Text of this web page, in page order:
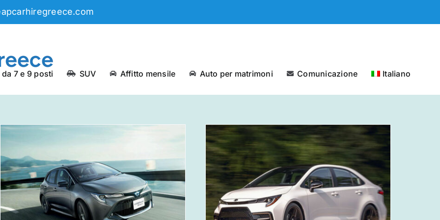
7 e 9 posti SUV Affitto mensile Auto per matrimoni Comunicazione Italiano
Noleggio auto dal centro di
Salonicco